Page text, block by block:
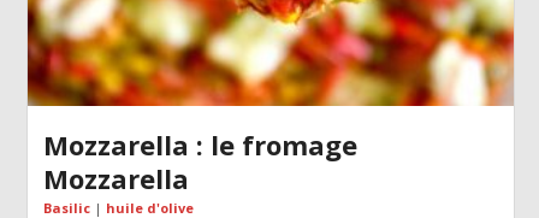
Mozzarella : le fromage
Mozzarella
Basilic| huile d'olive